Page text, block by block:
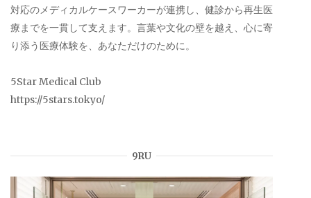
対応のメディカルケースワーカーが連携し、健診から再生医
療までを一貫して支えます。言葉や文化の壁を越え、心に寄
り添う医療体験を、あなただけのために。
5Star Medical Club
https://5stars.tokyo/
9RU